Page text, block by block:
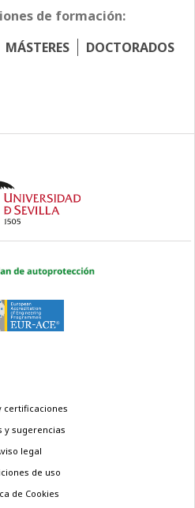
de formación:
MÁSTERES DOCTORADOS
certificaciones
y sugerencias
legal
de uso
de Cookies